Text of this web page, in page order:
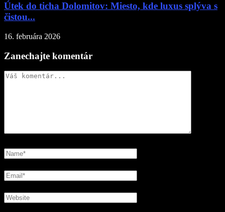
Útek do ticha Dolomitov: Miesto, kde luxus splýva s
čistou...
16. februára 2026
Zanechajte komentár